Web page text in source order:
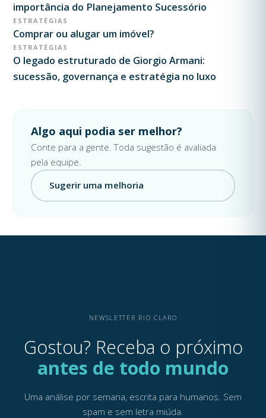
importância do Planejamento Sucessório
ESTRATÉGIAS
Comprar ou alugar um imóvel?
ESTRATÉGIAS
O legado estruturado de Giorgio Armani:
sucessão, governança e estratégia no luxo
Algo aqui podia ser melhor?
Conte para a gente. Toda sugestão é avaliada
pela equipe.
Sugerir uma melhoria
NEWSLETTER RIO CLARO
Gostou? Receba o próximo
antes de todo mundo
Uma análise por semana, escrita para humanos. Sem
spam e sem letra miúda.